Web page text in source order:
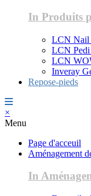
In Produits
LCN Nail
LCN Pedi
LCN
Inveray
Repose-pieds
×
Menu
Page d'acceuil
Aménagement
In